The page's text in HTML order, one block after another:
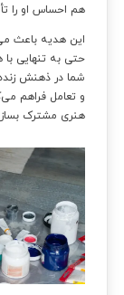
هم احساس او را
این هدیه باعث
حتی به تنهایی با
شما در ذهنش
و تعامل فراهم
هنری مشترک